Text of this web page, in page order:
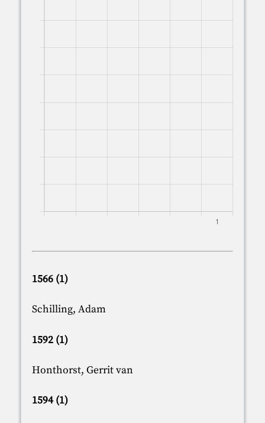
1566 (1)
Schilling, Adam
1592 (1)
Honthorst, Gerrit van
1594 (1)